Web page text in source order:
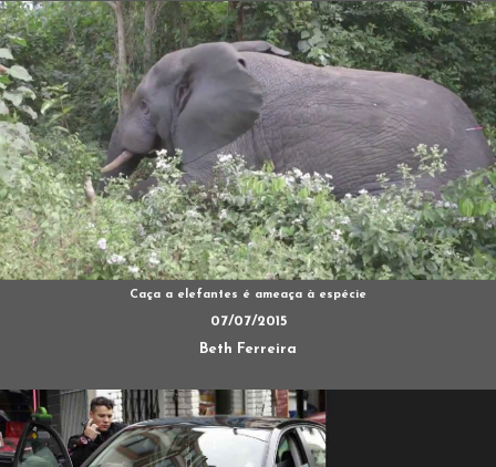
Caça a elefantes é ameaça à espécie
07/07/2015
Beth Ferreira